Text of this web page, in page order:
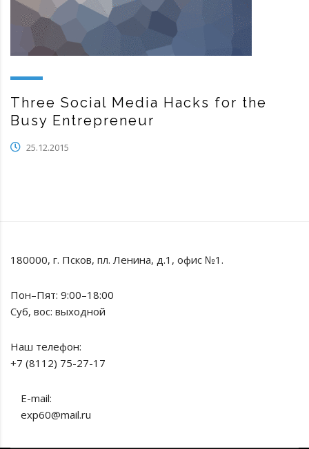
Three Social Media Hacks for the
Busy Entrepreneur
25.12.2015
180000, г. Псков, пл. Ленина, д.1, офис №1.
Пон–Пят: 9:00–18:00
Суб, вос: выходной
Наш телефон:
+7 (8112) 75-27-17
E-mail:
exp60@mail.ru